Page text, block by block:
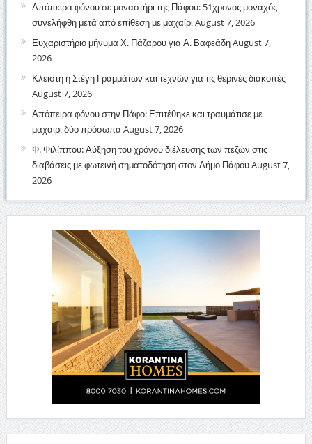
Απόπειρα φόνου σε μοναστήρι της Πάφου: 51χρονος μοναχός
συνελήφθη μετά από επίθεση με μαχαίριAugust 7, 2026
Ευχαριστήριο μήνυμα Χ. Πάζαρου για Α. ΒαφεάδηAugust 7,
2026
Κλειστή η Στέγη Γραμμάτων και τεχνών για τις θερινές διακοπές
August 7, 2026
Απόπειρα φόνου στην Πάφο: Επιτέθηκε και τραυμάτισε με
μαχαίρι δύο πρόσωπα August 7, 2026
Φ. Φιλίππου: Αύξηση του χρόνου διέλευσης των πεζών στις
διαβάσεις με φωτεινή σηματοδότηση στον Δήμο ΠάφουAugust 7,
2026